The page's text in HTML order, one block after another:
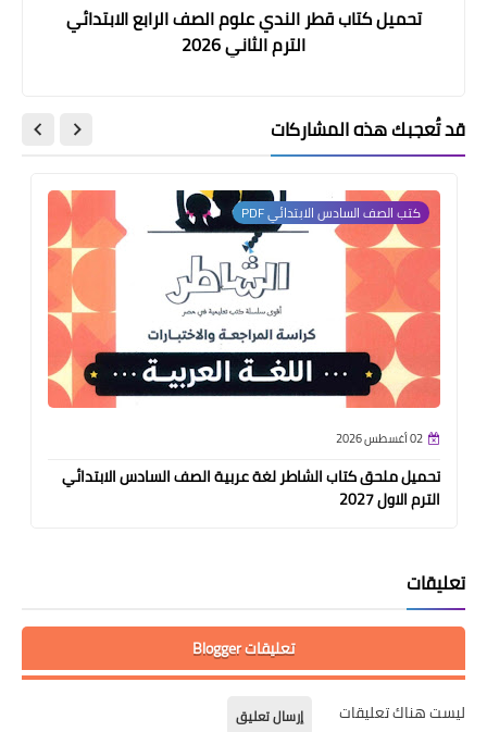
تحميل كتاب قطر الندي علوم الصف الرابع الابتدائي
الترم الثاني 2026
قد تُعجبك هذه المشاركات
كتب الصف السادس الابتدائي PDF
02 أغسطس 2026
تحميل ملحق كتاب الشاطر لغة عربية الصف السادس الابتدائي
الترم الاول 2027
تعليقات
تعليقات Blogger
ليست هناك تعليقات إرسال تعليق